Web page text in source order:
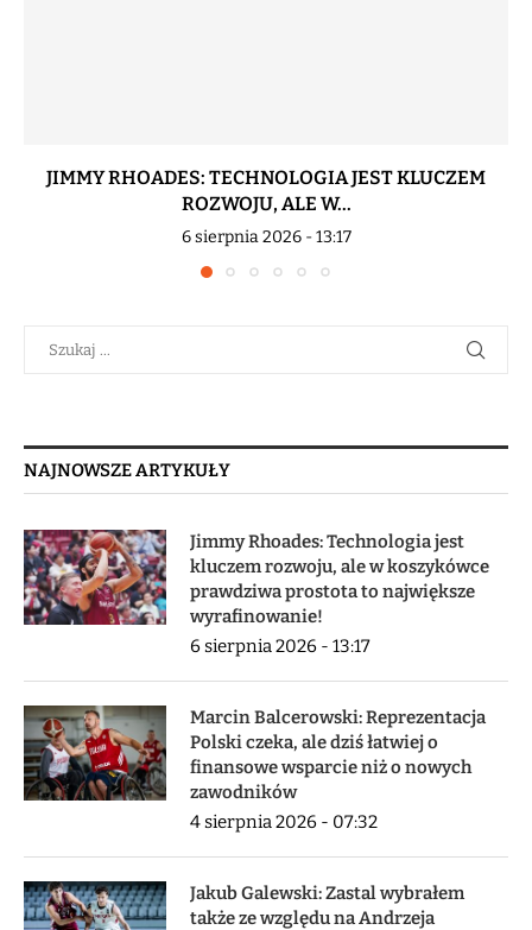
JIMMY RHOADES: TECHNOLOGIA JEST KLUCZEM
ROZWOJU, ALE W...
6 sierpnia 2026 - 13:17
NAJNOWSZE ARTYKUŁY
Jimmy Rhoades: Technologia jest
kluczem rozwoju, ale w koszykówce
prawdziwa prostota to największe
wyrafinowanie!
6 sierpnia 2026 - 13:17
Marcin Balcerowski: Reprezentacja
Polski czeka, ale dziś łatwiej o
finansowe wsparcie niż o nowych
zawodników
4 sierpnia 2026 - 07:32
Jakub Galewski: Zastal wybrałem
także ze względu na Andrzeja